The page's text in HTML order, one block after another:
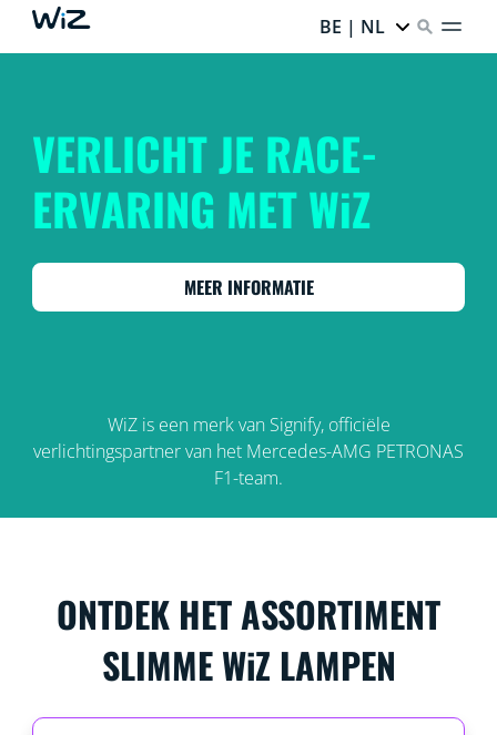
BE | NL
VERLICHT JE RACE-
ERVARING MET WiZ
MEER INFORMATIE
WiZ is een merk van Signify, officiële
verlichtingspartner van het Mercedes-AMG PETRONAS
F1-team.
ONTDEK HET ASSORTIMENT
SLIMME WiZ LAMPEN